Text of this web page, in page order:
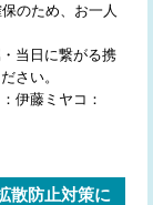
のため、お一人
当日に繋がる携
さい。
伊藤ミヤコ：
散防止対策に